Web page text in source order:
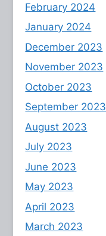
February 2024
January 2024
December 2023
November 2023
October 2023
September 2023
August 2023
July 2023
June 2023
May 2023
April 2023
March 2023